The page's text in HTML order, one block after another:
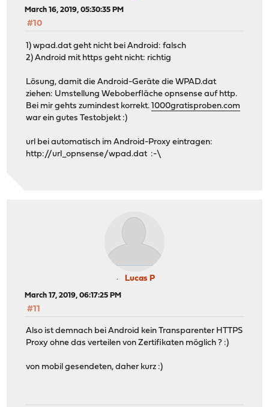
March 16, 2019, 05:30:35 PM
#10
1) wpad.dat geht nicht bei Android: falsch
2) Android mit https geht nicht: richtig
Lösung, damit die Android-Geräte die WPAD.dat
ziehen: Umstellung Weboberfläche opnsense auf http.
Bei mir gehts zumindest korrekt.1000gratisproben.com
war ein gutes Testobjekt :)
url bei automatisch im Android-Proxy eintragen:
http://url_opnsense/wpad.dat :-\
Lucas P
March 17, 2019, 06:17:25 PM
#11
Also ist demnach bei Android kein Transparenter HTTPS
Proxy ohne das verteilen von Zertifikaten möglich ? :)
von mobil gesendeten, daher kurz :)